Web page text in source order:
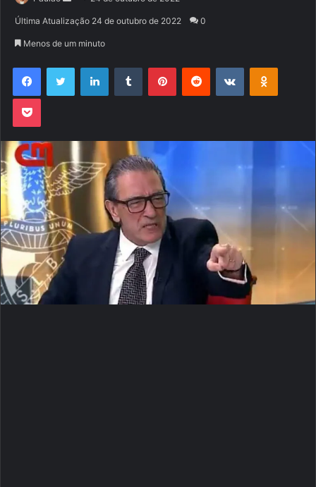
mail
Última Atualização 24 de outubro de 2022 0
Menos de um minuto
FacebookTwitter LinkedinTumblr PinterestReddit VK OK
Pocket